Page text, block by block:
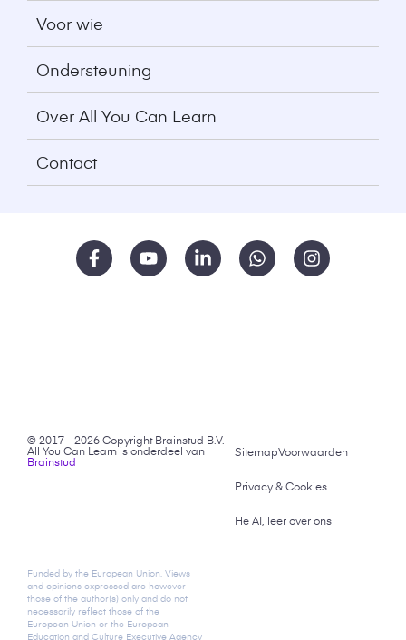
Voor wie
Ondersteuning
Over All You Can Learn
Contact
© 2017 - 2026 Copyright Brainstud B.V. -
All You Can Learn is onderdeel van
Brainstud
SitemapVoorwaarden
Privacy & Cookies
He AI, leer over ons
Funded by the European Union. Views
and opinions expressed are however
those of the author(s) only and do not
necessarily reflect those of the
European Union or the European
Education and Culture Executive Agency